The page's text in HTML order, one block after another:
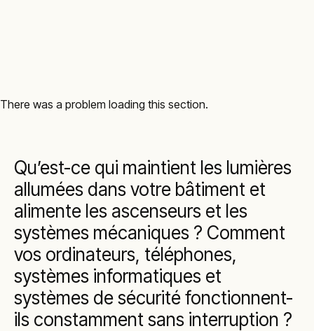
There was a problem loading this section.
Qu’est-ce qui maintient les lumières
allumées dans votre bâtiment et
alimente les ascenseurs et les
systèmes mécaniques ? Comment
vos ordinateurs, téléphones,
systèmes informatiques et
systèmes de sécurité fonctionnent-
ils constamment sans interruption ?